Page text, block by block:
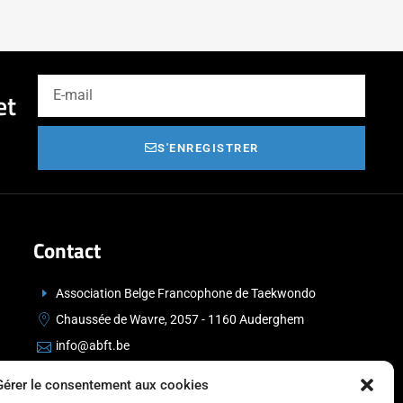
le consentement aux cookies
S'ENREGISTRER
Contact
Association Belge Francophone de Taekwondo
Chaussée de Wavre, 2057 - 1160 Auderghem
info@abft.be